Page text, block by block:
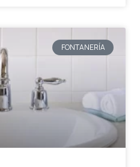
FONTANERÍA